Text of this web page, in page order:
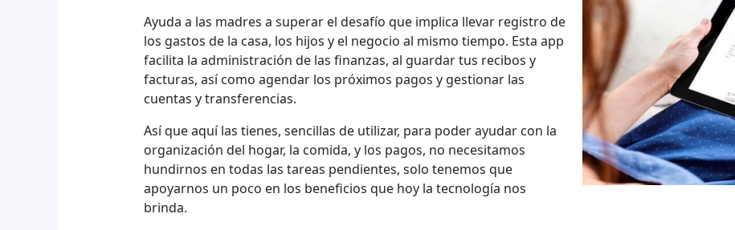
Ayuda a las madres a superar el desafío que implica llevar registro de
los gastos de la casa, los hijos y el negocio al mismo tiempo. Esta app
facilita la administración de las finanzas, al guardar tus recibos y
facturas, así como agendar los próximos pagos y gestionar las
cuentas y transferencias.
Así que aquí las tienes, sencillas de utilizar, para poder ayudar con la
organización del hogar, la comida, y los pagos, no necesitamos
hundirnos en todas las tareas pendientes, solo tenemos que
apoyarnos un poco en los beneficios que hoy la tecnología nos
brinda.